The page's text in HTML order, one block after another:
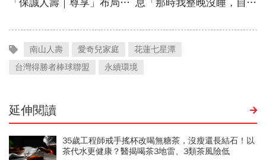
南山人壽 愛奇兒家庭
花蓮七星潭
台灣得勝者棒球聯盟
永續環境
延伸閱讀
35歲工程師戒手搖杯改喝無糖茶，沒瘦還長結石！以
茶代水更健康？醫揭喝茶3地雷、3類茶風險低